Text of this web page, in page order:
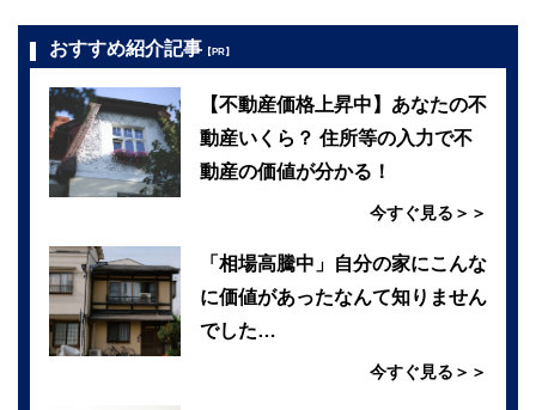
おすすめ紹介記事 【PR】
【不動産価格上昇中】あなたの不
動産いくら？ 住所等の入力で不
動産の価値が分かる！
今すぐ見る＞＞
「相場高騰中」自分の家にこんな
に価値があったなんて知りません
でした…
今すぐ見る＞＞